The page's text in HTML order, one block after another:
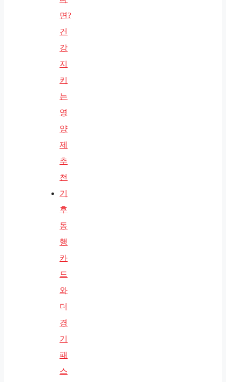
면?
건
강
지
키
는
영
양
제
추
천
기
후
동
행
카
드
와
더
경
기
패
스